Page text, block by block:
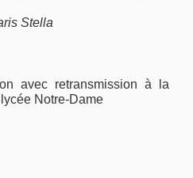
Stella
avec retransmission à la
Notre-Dame